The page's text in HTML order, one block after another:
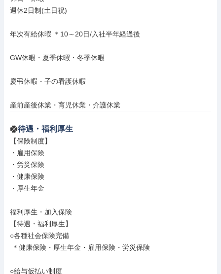
週休2日制(土日祝)
年次有給休暇 ＊10～20日/入社半年経過後
GW休暇・夏季休暇・冬季休暇
慶弔休暇・子の看護休暇
産前産後休業・育児休業・介護休業
待遇・福利厚生
【保険制度】
・雇用保険
・労災保険
・健康保険
・厚生年金
福利厚生・加入保険
【待遇・福利厚生】
○各種社会保険完備
○給与仮払い制度